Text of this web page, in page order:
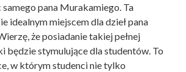
pana Murakamiego. Ta
idealnym miejscem dla dzieł pana
że posiadanie takiej pełnej
będzie stymulujące dla studentów. To
w którym studenci nie tylko